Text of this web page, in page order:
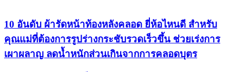
10 อันดับ ผ้ารัดหน้าท้องหลังคลอด ยี่ห้อไหนดี สำหรับ
คุณแม่ที่ต้องการรูปร่างกระชับรวดเร็วขึ้น ช่วยเร่งการ
เผาผลาญ ลดน้ำหนักส่วนเกินจากการคลอดบุตร